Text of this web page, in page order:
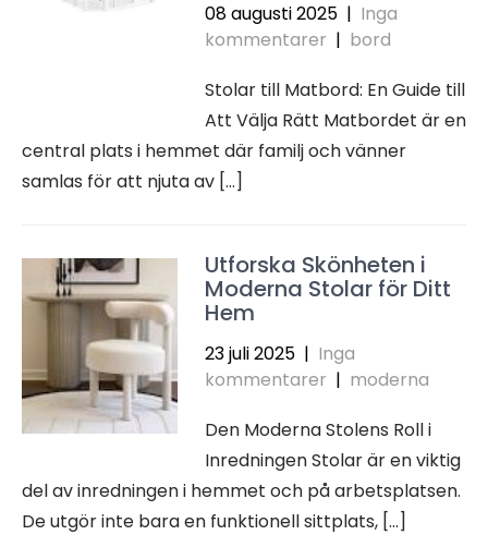
08 augusti 2025 | Inga
kommentarer | bord
Stolar till Matbord: En Guide till
Att Välja Rätt Matbordet är en
central plats i hemmet där familj och vänner
samlas för att njuta av […]
Utforska Skönheten i
Moderna Stolar för Ditt
Hem
23 juli 2025 | Inga
kommentarer | moderna
Den Moderna Stolens Roll i
Inredningen Stolar är en viktig
del av inredningen i hemmet och på arbetsplatsen.
De utgör inte bara en funktionell sittplats, […]